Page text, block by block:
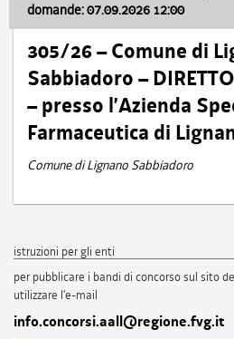
domande: 07.09.2026 12:00
305/26 – Comune di
Sabbiadoro –
– presso l’Azienda
Farmaceutica di
Comune di Lignano Sabbiadoro
istruzioni per gli enti
per pubblicare i bandi di concorso sul sito
utilizzare l'e-mail
info.concorsi.aall@regione.fvg.it